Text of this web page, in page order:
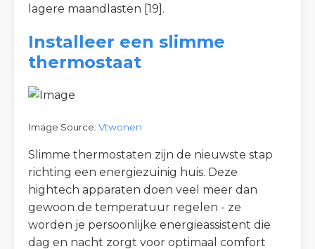
lagere maandlasten [19].
Installeer een slimme
thermostaat
Image Source: Vtwonen
Slimme thermostaten zijn de nieuwste stap
richting een energiezuinig huis. Deze
hightech apparaten doen veel meer dan
gewoon de temperatuur regelen - ze
worden je persoonlijke energieassistent die
dag en nacht zorgt voor optimaal comfort